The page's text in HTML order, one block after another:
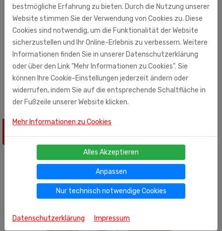
44g - davon gesättigte Säure : 5 . 2g . Kohlenhydrate : 32g
- davon Zucker : 27 . 5g . Eiweiß : 1g .Salz
Monolith Süd GmbH (Importeur)
Ohmstr. 7
71083 Herrenberg
bestmögliche Erfahrung zu bieten. Durch die Nutzung unserer
Website stimmen Sie der Verwendung von Cookies zu. Diese
Cookies sind notwendig, um die Funktionalität der Website
sicherzustellen und Ihr Online-Erlebnis zu verbessern. Weitere
Informationen finden Sie in unserer Datenschutzerklärung
oder über den Link "Mehr Informationen zu Cookies". Sie
können Ihre Cookie-Einstellungen jederzeit ändern oder
widerrufen, indem Sie auf die entsprechende Schaltfläche in
der Fußzeile unserer Website klicken.
Mehr Informationen zu Cookies
Alles Akzeptieren
Anpassen
Nur technisch notwendige Cookies
Datenschutzerklärung Impressum